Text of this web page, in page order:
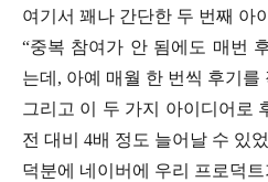
여기서 꽤나 간단한 두 번째 아
“중복 참여가 안 됨에도 매번
는데, 아예 매월 한 번씩 후기를
그리고 이 두 가지 아이디어로
전 대비 4배 정도 늘어날 수 있
덕분에 네이버에 우리 프로덕